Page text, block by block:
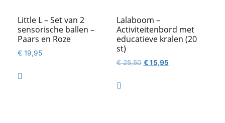
Little L – Set van 2
sensorische ballen –
Paars en Roze
€ 19,95

Lalaboom –
Activiteitenbord met
educatieve kralen (20
st)
€25,50 Oorspronkelijke
€15,95Huidige
